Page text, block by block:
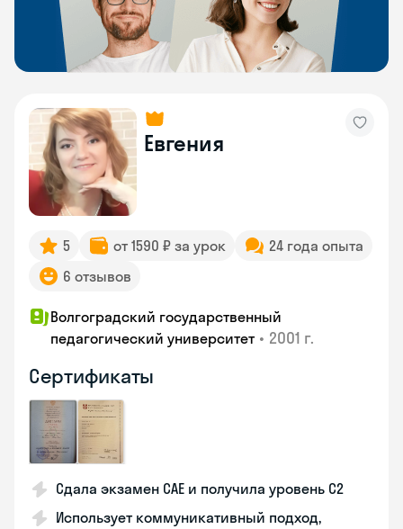
Евгения
5 от 1590 ₽ за урок
24 года опыта
6 отзывов
Волгоградский государственный
педагогический университет • 2001 г.
Сертификаты
Сдала экзамен CAE и получила уровень С2
Использует коммуникативный подход,